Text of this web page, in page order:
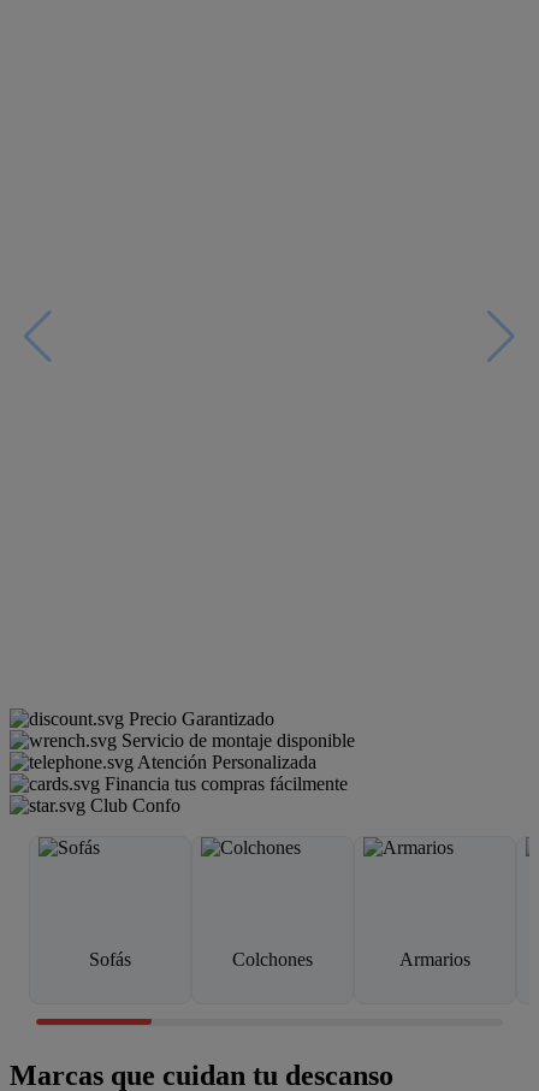
Precio Garantizado
Servicio de montaje disponible
Atención Personalizada
Financia tus compras fácilmente
Club Confo
Sofás Colchones Armarios
Marcas que cuidan tu descanso